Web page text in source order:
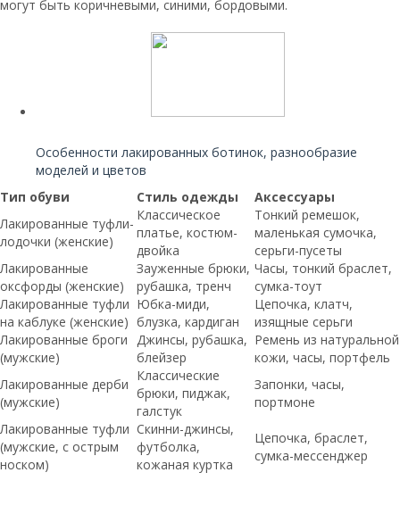
могут быть коричневыми, синими, бордовыми.
Особенности лакированных ботинок, разнообразие
моделей и цветов
Тип обуви
Стиль одежды
Аксессуары
Лакированные туфли-
лодочки (женские)
Классическое
платье, костюм-
двойка
Тонкий ремешок,
маленькая сумочка,
серьги-пусеты
Лакированные
оксфорды (женские)
Зауженные брюки,
рубашка, тренч
Часы, тонкий браслет,
сумка-тоут
Лакированные туфли
на каблуке (женские)
Юбка-миди,
блузка, кардиган
Цепочка, клатч,
изящные серьги
Лакированные броги
(мужские)
Джинсы, рубашка,
блейзер
Ремень из натуральной
кожи, часы, портфель
Лакированные дерби
(мужские)
Классические
брюки, пиджак,
галстук
Запонки, часы,
портмоне
Лакированные туфли
(мужские, с острым
носком)
Скинни-джинсы,
футболка,
кожаная куртка
Цепочка, браслет,
сумка-мессенджер